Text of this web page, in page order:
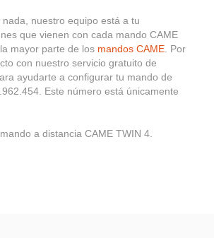
nuestro equipo está a tu
que vienen con cada mando CAME
mayor parte de los mandos CAME. Por
con nuestro servicio gratuito de
ayudarte a configurar tu mando de
Este número está únicamente
a distancia CAME TWIN 4.